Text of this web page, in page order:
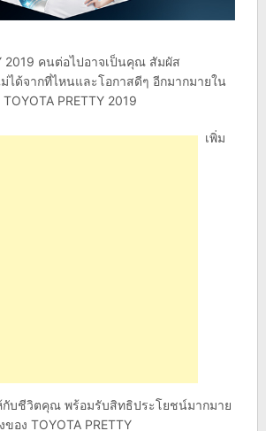
2019 คนต่อไปอาจเป็นคุณ สัมผัส
ได้จากที่ไหนและโอกาสดีๆ อีกมากมายใน
PRETTY 2019
เพิ่ม
กับชีวิตคุณ พร้อมรับสิทธิประโยชน์มากมาย
อง TOYOTA PRETTY